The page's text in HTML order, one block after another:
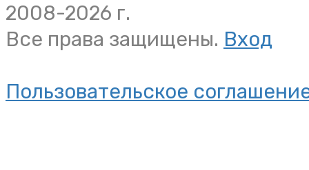
2008-2026 г.
Все права защищены. Вход
Пользовательское